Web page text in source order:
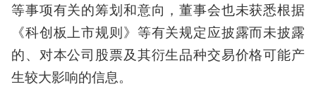
等事项有关的筹划和意向，董事会也未获悉根据
《科创板上市规则》等有关规定应披露而未披露
的、对本公司股票及其衍生品种交易价格可能产
生较大影响的信息。